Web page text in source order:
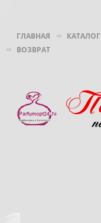
ГЛАВНАЯ КАТАЛОГ
ВОЗВРАТ